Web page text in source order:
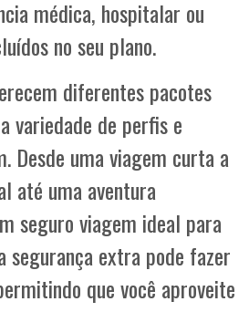
médica, hospitalar ou
no seu plano.
diferentes pacotes
variedade de perfis e
Desde uma viagem curta a
até uma aventura
seguro viagem ideal para
segurança extra pode fazer
que você aproveite